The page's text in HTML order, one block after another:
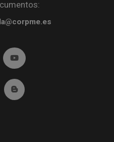
(abre en ventana nueva)
twitter (abre en ventana nueva)
Ir a YouTube (abre en
en ventana nueva)
Linkedin (abre en ventana nueva)
Ir al Blog (abre en ventana
(abre en ventana nueva)